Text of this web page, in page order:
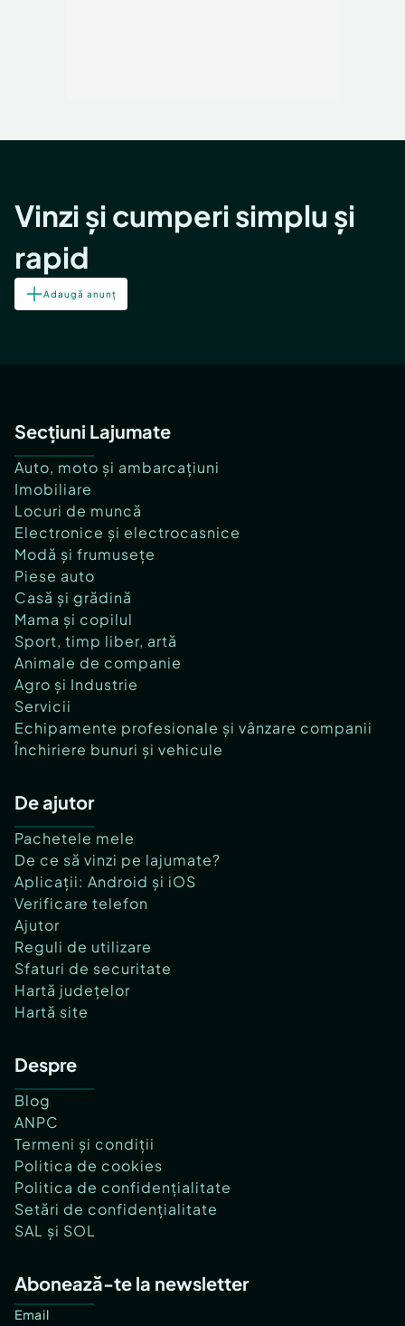
Vinzi și cumperi simplu și
rapid
Adaugă anunț
Secțiuni Lajumate
Auto, moto și ambarcațiuni
Imobiliare
Locuri de muncă
Electronice și electrocasnice
Modă și frumusețe
Piese auto
Casă și grădină
Mama și copilul
Sport, timp liber, artă
Animale de companie
Agro și Industrie
Servicii
Echipamente profesionale și vânzare companii
Închiriere bunuri și vehicule
De ajutor
Pachetele mele
De ce să vinzi pe lajumate?
Aplicații: Android și iOS
Verificare telefon
Ajutor
Reguli de utilizare
Sfaturi de securitate
Hartă județelor
Hartă site
Despre
Blog
ANPC
Termeni și condiții
Politica de cookies
Politica de confidențialitate
Setări de confidențialitate
SAL și SOL
Abonează-te la newsletter
Email